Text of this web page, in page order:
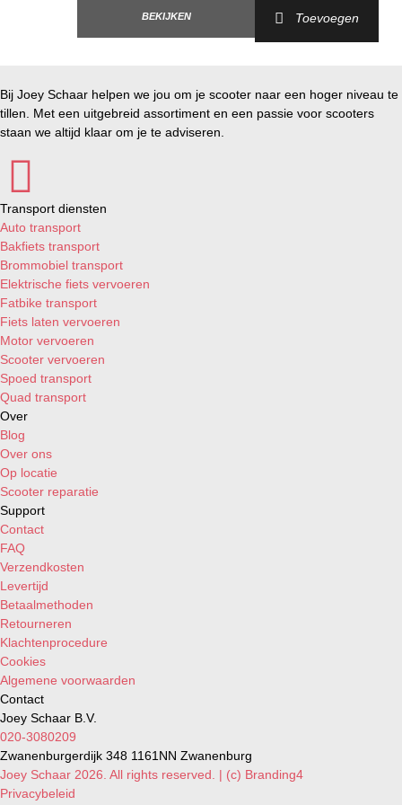
BEKIJKEN Toevoegen
Bij Joey Schaar helpen we jou om je scooter naar een hoger niveau te
tillen. Met een uitgebreid assortiment en een passie voor scooters
staan we altijd klaar om je te adviseren.
Transport diensten
Auto transport
Bakfiets transport
Brommobiel transport
Elektrische fiets vervoeren
Fatbike transport
Fiets laten vervoeren
Motor vervoeren
Scooter vervoeren
Spoed transport
Quad transport
Over
Blog
Over ons
Op locatie
Scooter reparatie
Support
Contact
FAQ
Verzendkosten
Levertijd
Betaalmethoden
Retourneren
Klachtenprocedure
Cookies
Algemene voorwaarden
Contact
Joey Schaar B.V.
020-3080209
Zwanenburgerdijk 348 1161NN Zwanenburg
Joey Schaar 2026. All rights reserved. | (c) Branding4
Privacybeleid